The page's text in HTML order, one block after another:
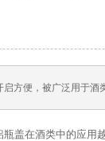
方便，被广泛用于酒
盖在酒类中的应用